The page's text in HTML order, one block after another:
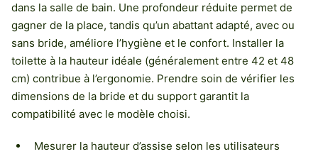
dans la salle de bain. Une profondeur réduite permet de
gagner de la place, tandis qu’un abattant adapté, avec ou
sans bride, améliore l’hygiène et le confort. Installer la
toilette à la hauteur idéale (généralement entre 42 et 48
cm) contribue à l’ergonomie. Prendre soin de vérifier les
dimensions de la bride et du support garantit la
compatibilité avec le modèle choisi.
Mesurer la hauteur d’assise selon les utilisateurs